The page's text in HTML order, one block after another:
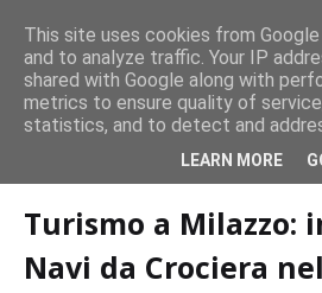
Milazzo 28ª Sagra del Pesce a
EVENTI
Turismo a Milazzo:
Turismo a Milazzo:
Navi da Crociera
This site uses cookies from
and to analyze traffic. Your IP
shared with Google along with
metrics to ensure quality of
statistics, and to detect and
LEARN MORE